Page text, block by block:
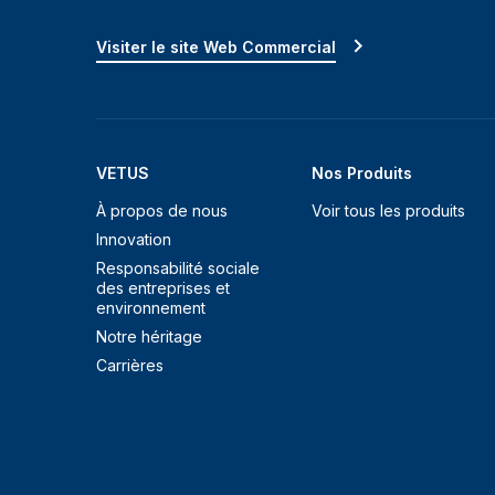
VETUS
À propos de nous
Innovation
Responsabilité sociale
des entreprises et
environnement
Notre héritage
Carrières
Nos Produits
Voir tous les produits
Visiter le site Web Commercial